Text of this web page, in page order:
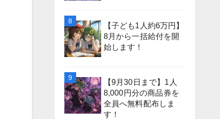
【子ども1人約6万円】
8月から一括給付を開
始します！
【9月30日まで】1人
8,000円分の商品券を
全員へ無料配布しま
す！